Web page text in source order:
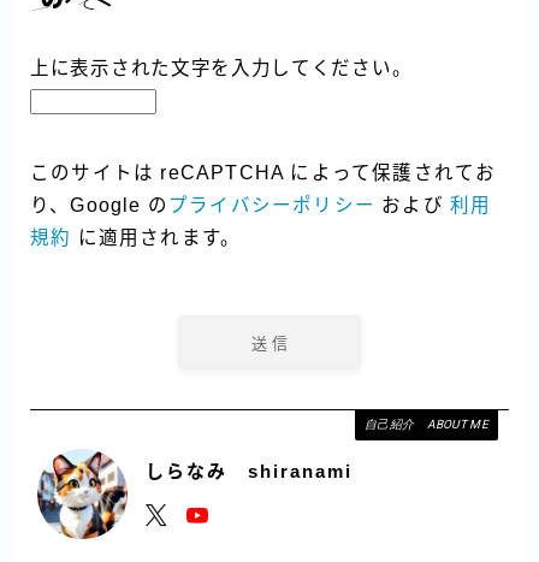
上に表示された文字を入力してください。
このサイトは reCAPTCHA によって保護されてお
り、Google の プライバシーポリシー および利用
規約 に適用されます。
自己紹介 ABOUT ME
しらなみ shiranami